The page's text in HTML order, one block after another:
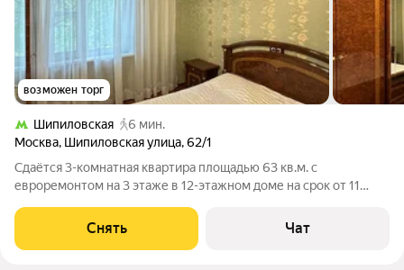
возможен торг
Шипиловская
6 мин.
Москва, Шипиловская улица,62/1
Сдаётся 3-комнатная квартира площадью 63 кв.м. с
евроремонтом на 3 этаже в 12-этажном доме на срок от 11
Стиральная машина Холодильник Пылесос Дом - панельный,
окна выходят во двор и на улицу. В
Снять Чат